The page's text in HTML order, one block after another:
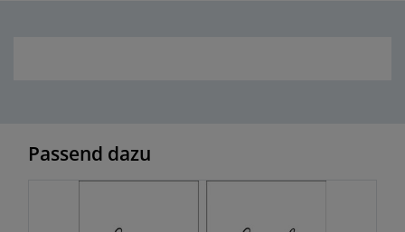
Passend dazu